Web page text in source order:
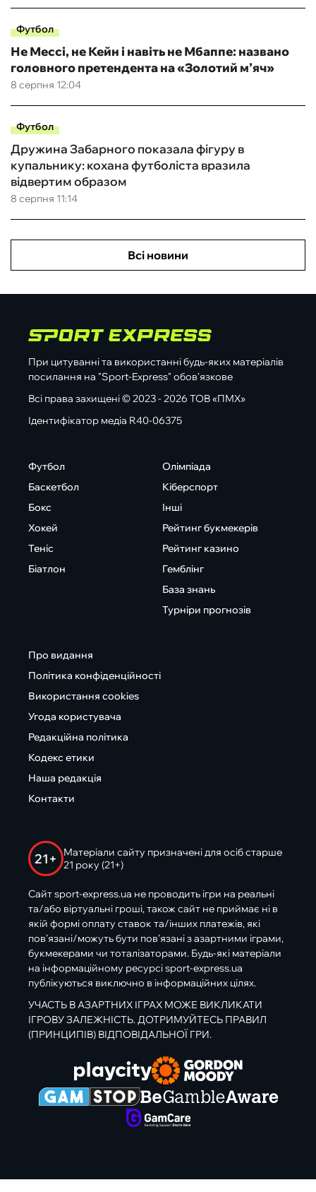
Футбол
8 серпня 12:04
Не Мессі, не Кейн і навіть не Мбаппе: названо
головного претендента на «Золотий м’яч»
Футбол
8 серпня 11:14
Дружина Забарного показала фігуру в
купальнику: кохана футболіста вразила
відвертим образом
Всі новини
При цитуванні та використанні будь-яких матеріалів
посилання на "Sport-Express" обов'язкове
Всі права захищені © 2023 - 2026 ТОВ «ПМХ»
Ідентифікатор медіа R40-06375
Футбол
Баскетбол
Бокс
Хокей
Теніс
Біатлон
Олімпіада
Кіберспорт
Інші
Рейтинг букмекерів
Рейтинг казино
Гемблінг
База знань
Турніри прогнозів
Про видання
Політика конфіденційності
Використання cookies
Угода користувача
Редакційна політика
Кодекс етики
Наша редакція
Контакти
21+
Матеріали сайту призначені для осіб старше
21 року (21+)
Сайт sport-express.ua не проводить ігри на реальні
та/або віртуальні гроші, також сайт не приймає ні в
якій формі оплату ставок та/інших платежів, які
пов’язані/можуть бути пов’язані з азартними іграми,
букмекерами чи тоталізаторами. Будь-які матеріали
на інформаційному ресурсі sport-express.ua
публікуються виключно в інформаційних цілях.
УЧАСТЬ В АЗАРТНИХ ІГРАХ МОЖЕ ВИКЛИКАТИ
ІГРОВУ ЗАЛЕЖНІСТЬ. ДОТРИМУЙТЕСЬ ПРАВИЛ
(ПРИНЦИПІВ) ВІДПОВІДАЛЬНОЇ ГРИ.